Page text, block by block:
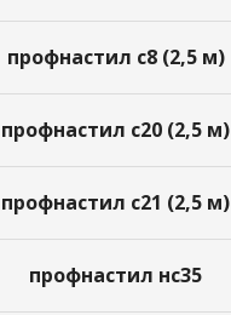
профнастил с8 (2,5 м)
профнастил с20 (2,5 м)
профнастил с21 (2,5 м)
профнастил нс35